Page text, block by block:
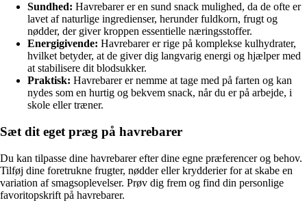
Sundhed: Havrebarer er en sund snack mulighed, da de ofte er
lavet af naturlige ingredienser, herunder fuldkorn, frugt og
nødder, der giver kroppen essentielle næringsstoffer.
Energigivende: Havrebarer er rige på komplekse kulhydrater,
hvilket betyder, at de giver dig langvarig energi og hjælper med
at stabilisere dit blodsukker.
Praktisk: Havrebarer er nemme at tage med på farten og kan
nydes som en hurtig og bekvem snack, når du er på arbejde, i
skole eller træner.
Sæt dit eget præg på havrebarer
Du kan tilpasse dine havrebarer efter dine egne præferencer og behov.
Tilføj dine foretrukne frugter, nødder eller krydderier for at skabe en
variation af smagsoplevelser. Prøv dig frem og find din personlige
favoritopskrift på havrebarer.